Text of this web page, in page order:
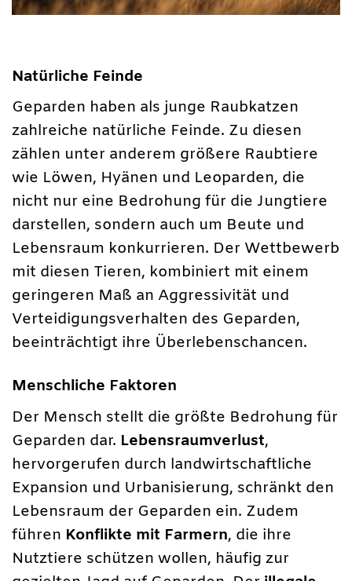
Natürliche Feinde
Geparden haben als junge Raubkatzen
zahlreiche natürliche Feinde. Zu diesen
zählen unter anderem größere Raubtiere
wie Löwen, Hyänen und Leoparden, die
nicht nur eine Bedrohung für die Jungtiere
darstellen, sondern auch um Beute und
Lebensraum konkurrieren. Der Wettbewerb
mit diesen Tieren, kombiniert mit einem
geringeren Maß an Aggressivität und
Verteidigungsverhalten des Geparden,
beeinträchtigt ihre Überlebenschancen.
Menschliche Faktoren
Der Mensch stellt die größte Bedrohung für
Geparden dar. Lebensraumverlust,
hervorgerufen durch landwirtschaftliche
Expansion und Urbanisierung, schränkt den
Lebensraum der Geparden ein. Zudem
führen Konflikte mit Farmern, die ihre
Nutztiere schützen wollen, häufig zur